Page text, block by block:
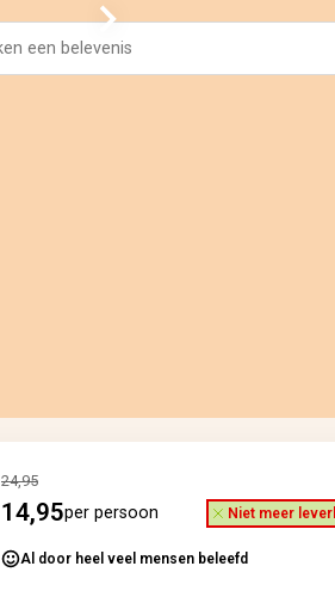
24,95
14,95per persoon Niet meer
Al door heel veel mensen beleefd